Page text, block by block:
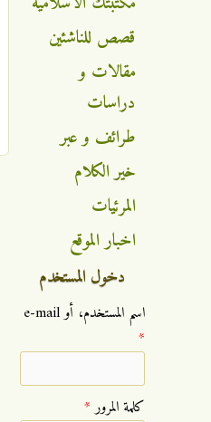
قصص للناشئين
مقالات و
دراسات
طرائف و عبر
خير الكلام
المرئيات
اخبار الموقع
دخول المستخدم
‏اسم المستخدم، أو e-mail
*
‏كلمة المرور ‏*